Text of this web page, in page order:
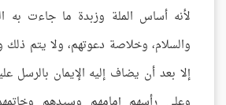
لأنه أساس الملة وزبدة ما جاءت به
والسلام، وخلاصة دعوتهم، ولا يتم
إلا بعد أن يضاف إليه الإيمان بالرسل